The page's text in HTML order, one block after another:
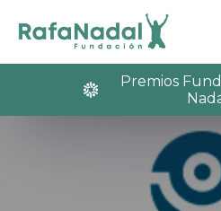
Premios